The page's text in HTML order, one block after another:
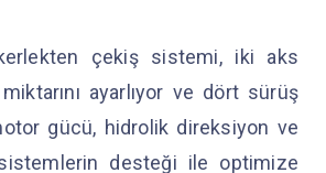
çekiş sistemi, iki aks
ayarlıyor ve dört sürüş
gücü, hidrolik direksiyon ve
desteği ile optimize